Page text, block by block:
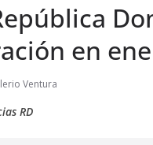
en
Ventura
RD